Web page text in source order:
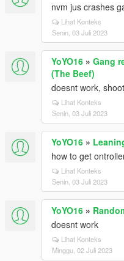
nvm jus crashes
Lihat Konteks
Senin, 03 Juli 2023
YoYO16 » Gang
(The Beef)
doesnt work,
Lihat Konteks
Senin, 03 Juli 2023
YoYO16 »
how to get
Lihat Konteks
Senin, 03 Juli 2023
YoYO16 »
doesnt work
Lihat Konteks
Minggu, 02 Juli 2023